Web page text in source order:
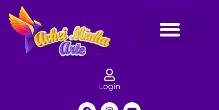
Login